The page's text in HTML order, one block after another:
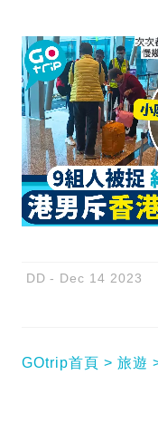
DD Dec 14 2023
GOtrip首頁 旅遊